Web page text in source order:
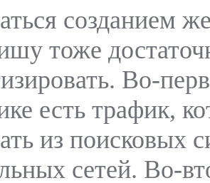
созданием
тоже
Во-
есть трафик,
из поисковых
сетей. Во-